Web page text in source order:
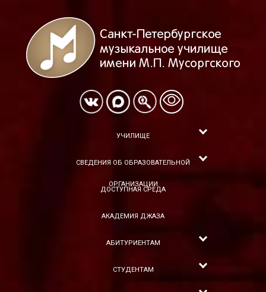
УЧИЛИЩЕ
СВЕДЕНИЯ ОБ ОБРАЗОВАТЕЛЬНОЙ
ОРГАНИЗАЦИИ
ДОСТУПНАЯ СРЕДА
АКАДЕМИЯ ДЖАЗА
АБИТУРИЕНТАМ
СТУДЕНТАМ